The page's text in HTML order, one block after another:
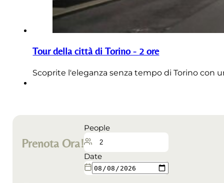
Tour della città di Torino - 2 ore
Scoprite l'eleganza senza tempo di Torino con
Prenota Ora!
People
Date